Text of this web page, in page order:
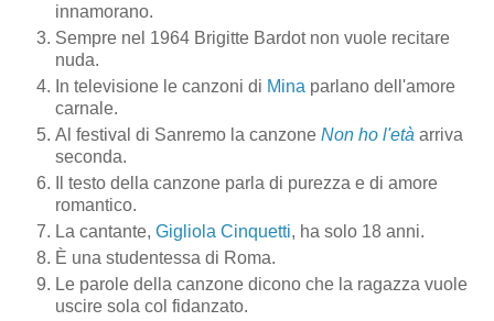
innamorano.
Sempre nel 1964 Brigitte Bardot non vuole recitare
nuda.
In televisione le canzoni di Mina parlano dell'amore
carnale.
Al festival di Sanremo la canzone Non ho l'età arriva
seconda.
Il testo della canzone parla di purezza e di amore
romantico.
La cantante, Gigliola Cinquetti, ha solo 18 anni.
È una studentessa di Roma.
Le parole della canzone dicono che la ragazza vuole
uscire sola col fidanzato.